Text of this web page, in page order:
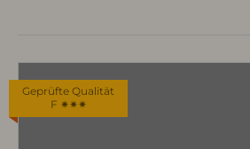
Geprüfte Qualität
F ✷✷✷